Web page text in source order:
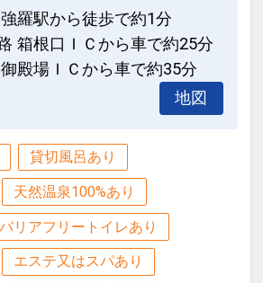
羅駅から徒歩で約1分
箱根口ＩＣから車で約25分
殿場ＩＣから車で約35分
地図
貸切風呂あり
天然温泉100%あり
バリアフリートイレあり
エステ又はスパあり